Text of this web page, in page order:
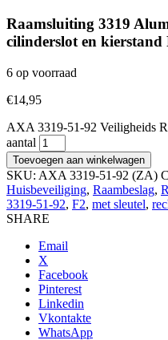
Raamsluiting 3319
cilinderslot en kierstand
6 op voorraad
€14,95
AXA 3319-51-92 Veiligheids
aantal
Toevoegen aan winkelwagen
SKU: AXA 3319-51-92 (ZA)
Huisbeveiliging, Raambeslag,
3319-51-92, F2, met sleutel,
SHARE
Email
X
Facebook
Pinterest
Linkedin
Vkontakte
WhatsApp